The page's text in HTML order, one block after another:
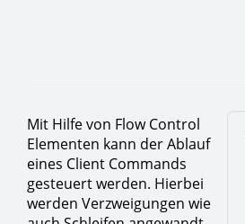
Mit Hilfe von Flow Control
Elementen kann der Ablauf
eines Client Commands
gesteuert werden. Hierbei
werden Verzweigungen wie